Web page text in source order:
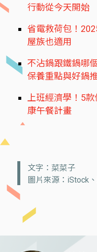
行動從今天開始
省電救荷包！
屋族也適用
不沾鍋跟鐵鍋哪
保養重點與好鍋
上班經濟學！5
康午餐計畫
文字：菜菜子
圖片來源：iStock